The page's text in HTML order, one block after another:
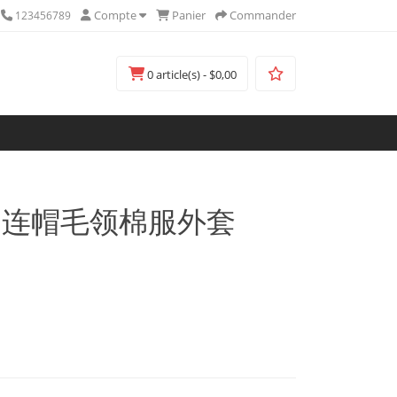
123456789 Compte Panier Commander
0 article(s) - $0,00
帽毛领棉服外套